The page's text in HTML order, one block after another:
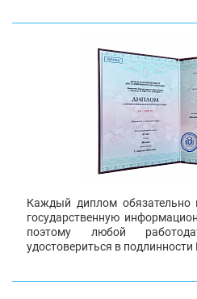
Каждый диплом обязательно
государственную
поэтому любой
удостовериться в